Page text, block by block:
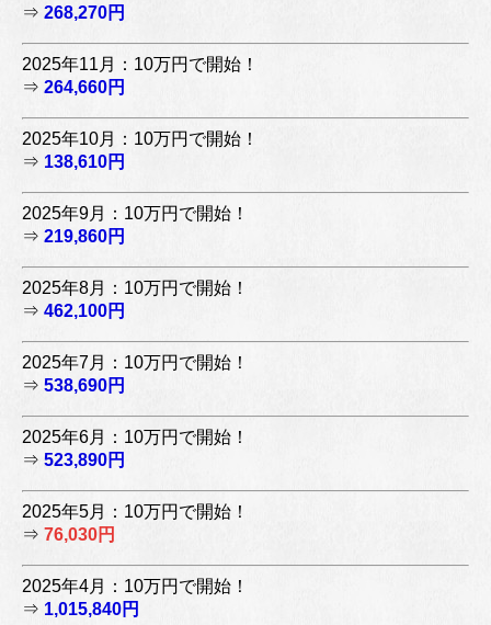
⇒ 268,270円
2025年11月：10万円で開始！
⇒ 264,660円
2025年10月：10万円で開始！
⇒ 138,610円
2025年9月：10万円で開始！
⇒ 219,860円
2025年8月：10万円で開始！
⇒ 462,100円
2025年7月：10万円で開始！
⇒ 538,690円
2025年6月：10万円で開始！
⇒ 523,890円
2025年5月：10万円で開始！
⇒ 76,030円
2025年4月：10万円で開始！
⇒ 1,015,840円